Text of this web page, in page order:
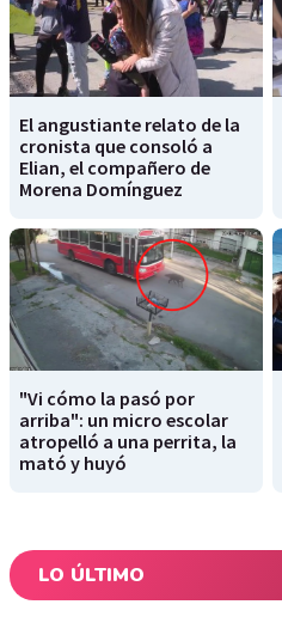
El angustiante relato de la
cronista que consoló a
Elian, el compañero de
Morena Domínguez
"Vi cómo la pasó por
arriba": un micro escolar
atropelló a una perrita, la
mató y huyó
LO ÚLTIMO